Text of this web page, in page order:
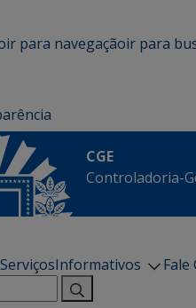
ir para navegaçãoir para
CGE
Controladoria-
ServiçosInformativos
Fale